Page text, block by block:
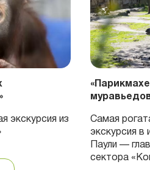
экcкурсия из
Самая
экскурсия в
Паули —
сектора